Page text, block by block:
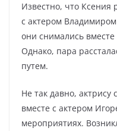
Известно, что Ксения
с актером
они снимались вместе
Однако, пара
путем.
Не так давно, актрису
вместе с актером
мероприятиях.